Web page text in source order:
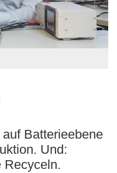
Batterieebene
Und:
Recyceln.